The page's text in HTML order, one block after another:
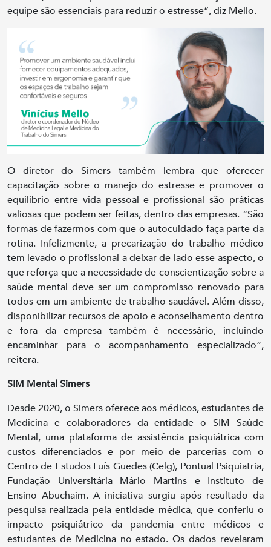
equipe são essenciais para reduzir o estresse”, diz Mello.
O diretor do Simers também lembra que oferecer
capacitação sobre o manejo do estresse e promover o
equilíbrio entre vida pessoal e profissional são práticas
valiosas que podem ser feitas, dentro das empresas. “São
formas de fazermos com que o autocuidado faça parte da
rotina. Infelizmente, a precarização do trabalho médico
tem levado o profissional a deixar de lado esse aspecto, o
que reforça que a necessidade de conscientização sobre a
saúde mental deve ser um compromisso renovado para
todos em um ambiente de trabalho saudável. Além disso,
disponibilizar recursos de apoio e aconselhamento dentro
e fora da empresa também é necessário, incluindo
encaminhar para o acompanhamento especializado”,
reitera.
SIM Mental Simers
Desde 2020, o Simers oferece aos médicos, estudantes de
Medicina e colaboradores da entidade o SIM Saúde
Mental, uma plataforma de assistência psiquiátrica com
custos diferenciados e por meio de parcerias com o
Centro de Estudos Luís Guedes (Celg), Pontual Psiquiatria,
Fundação Universitária Mário Martins e Instituto de
Ensino Abuchaim. A iniciativa surgiu após resultado da
pesquisa realizada pela entidade médica, que conferiu o
impacto psiquiátrico da pandemia entre médicos e
estudantes de Medicina no estado. Os dados revelaram